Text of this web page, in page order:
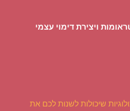
ויצירת דימוי עצמי
שיכולות לשנות לכם את